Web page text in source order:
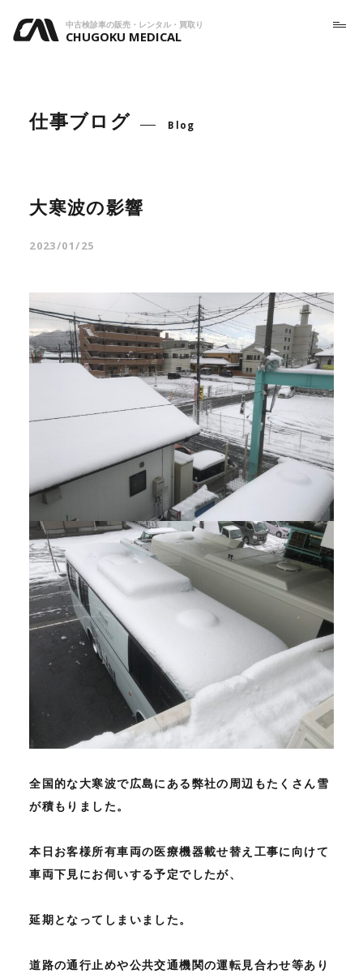
中古検診車の販売・レンタル・買取り
CHUGOKU MEDICAL
仕事ブログ Blog
大寒波の影響
2023/01/25
全国的な大寒波で広島にある弊社の周辺もたくさん雪
が積もりました。
本日お客様所有車両の医療機器載せ替え工事に向けて
車両下見にお伺いする予定でしたが、
延期となってしまいました。
道路の通行止めや公共交通機関の運転見合わせ等あり